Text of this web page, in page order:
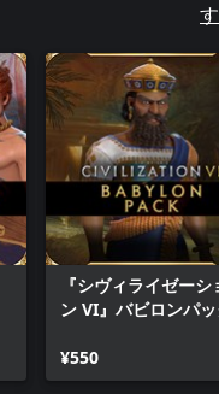
『シヴィライゼーシ
ン VI』バビロンパッ
¥550